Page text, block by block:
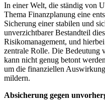
In einer Welt, die ständig von
Thema Finanzplanung eine
Sicherung einer stabilen und
unverzichtbarer Bestandteil
Risikomanagement, und
zentrale Rolle. Die Bedeutung
kann nicht genug betont
um die finanziellen
mildern.
Absicherung gegen